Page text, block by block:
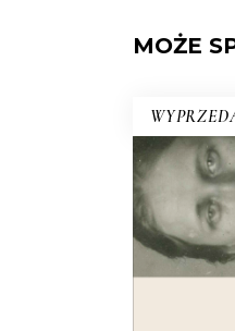
MOŻE